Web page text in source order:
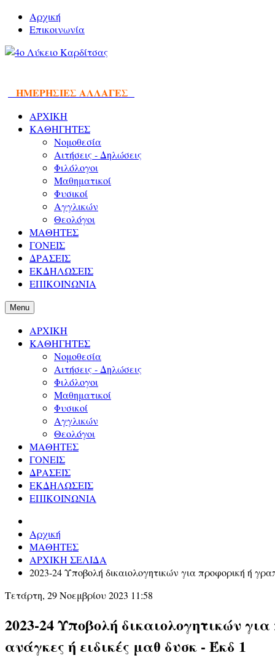
Αρχική
Επικοινωνία
ΗΜΕΡΗΣΙΕΣ ΑΛΛΑΓΕΣ
ΑΡΧΙΚΗ
ΚΑΘΗΓΗΤΕΣ
Νομοθεσία
Αιτήσεις - Δηλώσεις
Φιλόλογοι
Μαθηματικοί
Φυσικοί
Αγγλικών
Θεολόγοι
ΜΑΘΗΤΕΣ
ΓΟΝΕΙΣ
ΔΡΑΣΕΙΣ
ΕΚΔΗΛΩΣΕΙΣ
ΕΠΙΚΟΙΝΩΝΙΑ
Menu
ΑΡΧΙΚΗ
ΚΑΘΗΓΗΤΕΣ
Νομοθεσία
Αιτήσεις - Δηλώσεις
Φιλόλογοι
Μαθηματικοί
Φυσικοί
Αγγλικών
Θεολόγοι
ΜΑΘΗΤΕΣ
ΓΟΝΕΙΣ
ΔΡΑΣΕΙΣ
ΕΚΔΗΛΩΣΕΙΣ
ΕΠΙΚΟΙΝΩΝΙΑ
Αρχική
ΜΑΘΗΤΕΣ
ΑΡΧΙΚΗ ΣΕΛΙΔΑ
2023-24 Υποβολή δικαιολογητικών για προφορική ή
Τετάρτη, 29 Νοεμβρίου 2023 11:58
2023-24 Υποβολή δικαιολογητικών
ανάγκες ή ειδικές μαθ δυσκ - Έκδ 1